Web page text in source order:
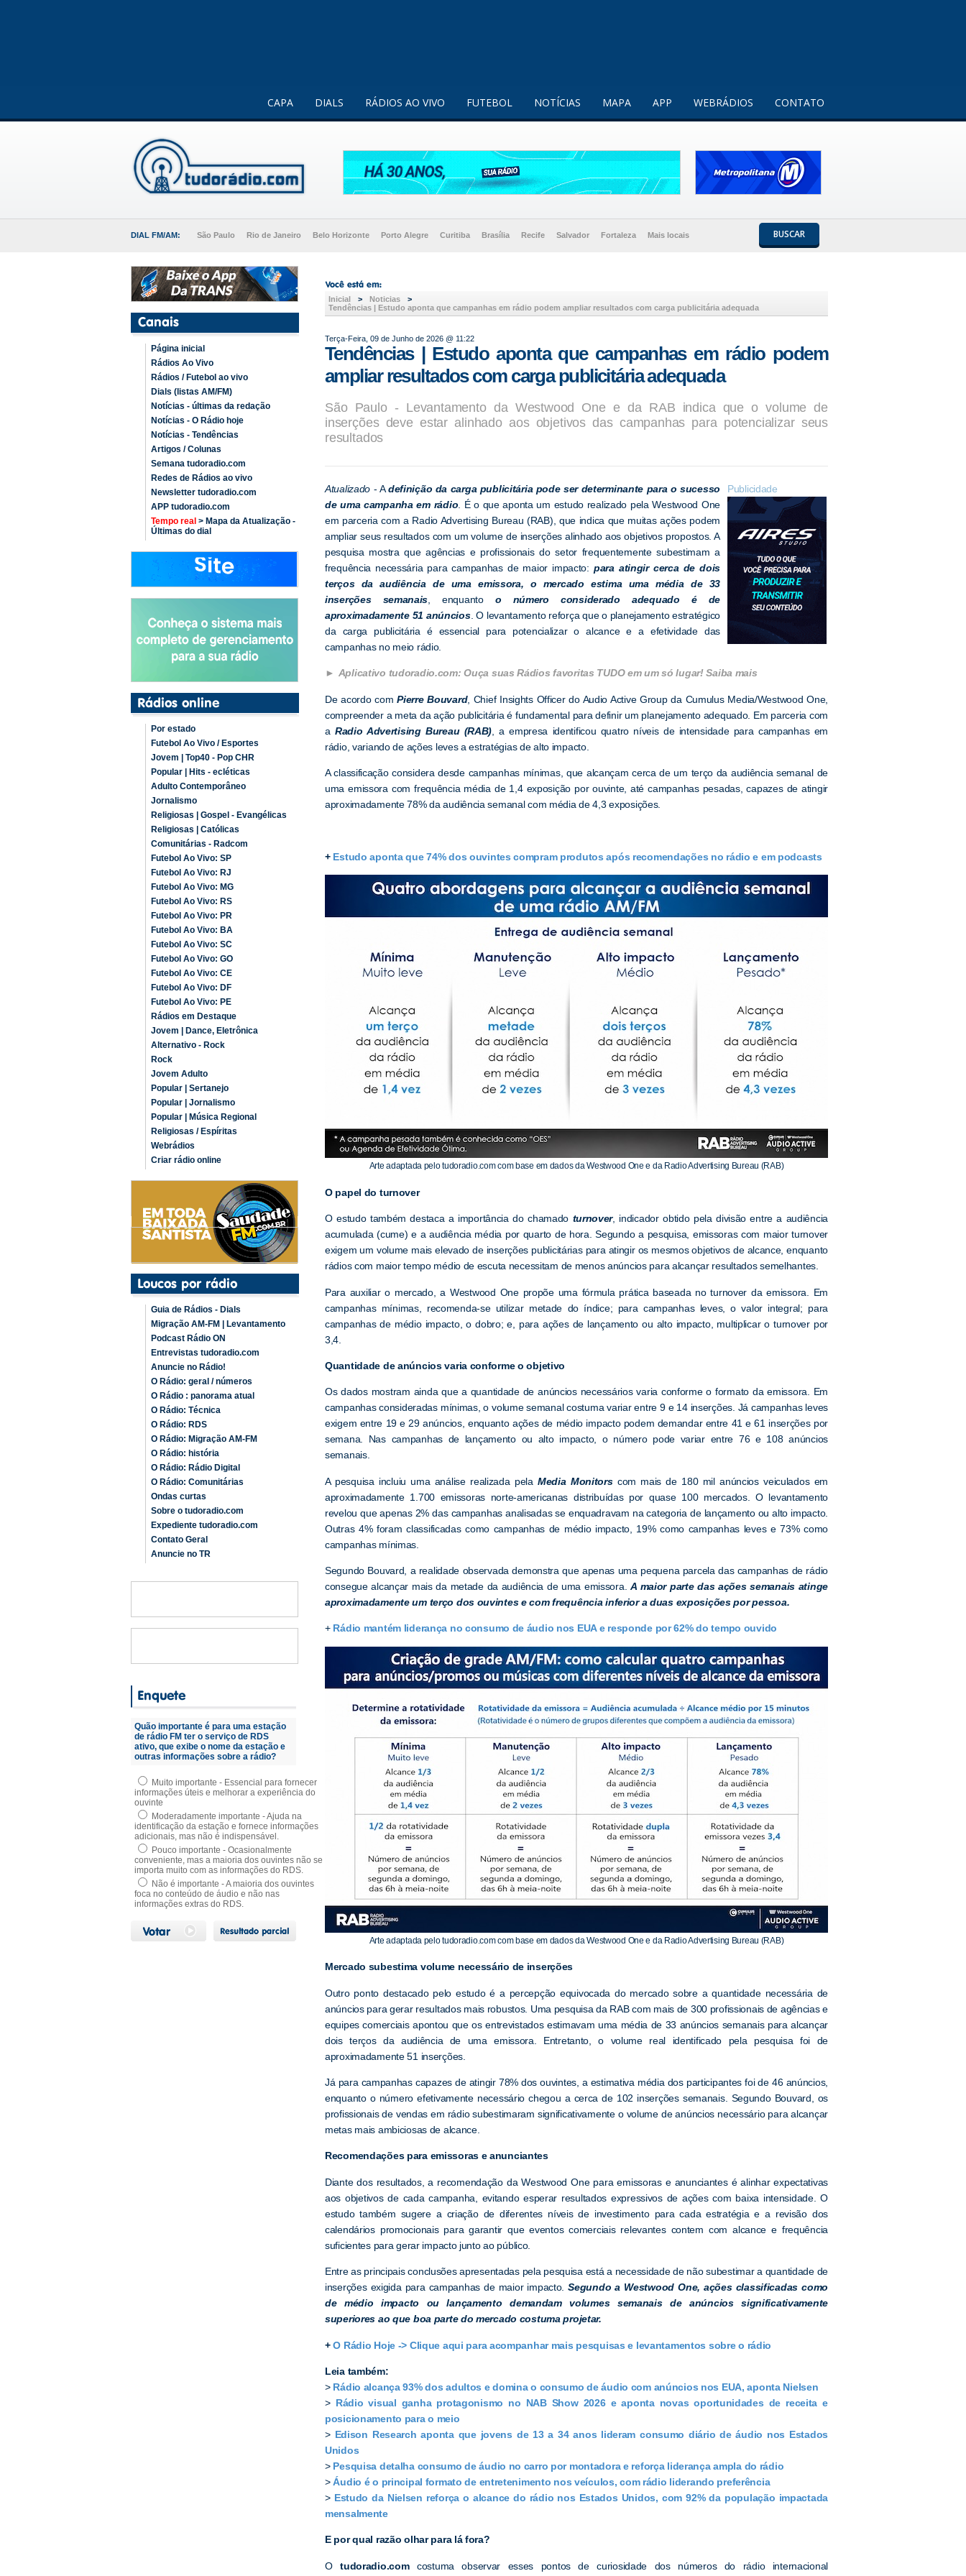
CAPA DIALS RÁDIOS AO VIVO FUTEBOL NOTÍCIAS MAPA APP WEBRÁDIOS CONTATO
DIAL FM/AM: São Paulo Rio de Janeiro Belo Horizonte Porto Alegre Curitiba Brasília Recife Salvador Fortaleza Mais locais BUSCAR
Página inicial
Rádios Ao Vivo
Rádios / Futebol ao vivo
Dials (listas AM/FM)
Notícias - últimas da redação
Notícias - O Rádio hoje
Notícias - Tendências
Artigos / Colunas
Semana tudoradio.com
Redes de Rádios ao vivo
Newsletter tudoradio.com
APP tudoradio.com
Tempo real > Mapa da Atualização -
Últimas do dial
Por estado
Futebol Ao Vivo / Esportes
Jovem | Top40 - Pop CHR
Popular | Hits - ecléticas
Adulto Contemporâneo
Jornalismo
Religiosas | Gospel - Evangélicas
Religiosas | Católicas
Comunitárias - Radcom
Futebol Ao Vivo: SP
Futebol Ao Vivo: RJ
Futebol Ao Vivo: MG
Futebol Ao Vivo: RS
Futebol Ao Vivo: PR
Futebol Ao Vivo: BA
Futebol Ao Vivo: SC
Futebol Ao Vivo: GO
Futebol Ao Vivo: CE
Futebol Ao Vivo: DF
Futebol Ao Vivo: PE
Rádios em Destaque
Jovem | Dance, Eletrônica
Alternativo - Rock
Rock
Jovem Adulto
Popular | Sertanejo
Popular | Jornalismo
Popular | Música Regional
Religiosas / Espíritas
Webrádios
Criar rádio online
Guia de Rádios - Dials
Migração AM-FM | Levantamento
Podcast Rádio ON
Entrevistas tudoradio.com
Anuncie no Rádio!
O Rádio: geral / números
O Rádio : panorama atual
O Rádio: Técnica
O Rádio: RDS
O Rádio: Migração AM-FM
O Rádio: história
O Rádio: Rádio Digital
O Rádio: Comunitárias
Ondas curtas
Sobre o tudoradio.com
Expediente tudoradio.com
Contato Geral
Anuncie no TR
Quão importante é para uma estação
de rádio FM ter o serviço de RDS
ativo, que exibe o nome da estação e
outras informações sobre a rádio?
Muito importante - Essencial para fornecer
informações úteis e melhorar a experiência do
ouvinte
Moderadamente importante - Ajuda na
identificação da estação e fornece informações
adicionais, mas não é indispensável.
Pouco importante - Ocasionalmente
conveniente, mas a maioria dos ouvintes não se
importa muito com as informações do RDS.
Não é importante - A maioria dos ouvintes
foca no conteúdo de áudio e não nas
informações extras do RDS.
Inicial > Noticias
>
Tendências | Estudo aponta que campanhas em rádio podem ampliar resultados com carga publicitária adequada
Terça-Feira, 09 de Junho de 2026 @ 11:22
Tendências | Estudo aponta que campanhas em rádio podem
ampliar resultados com carga publicitária adequada
São Paulo - Levantamento da Westwood One e da RAB indica que o volume de
inserções deve estar alinhado aos objetivos das campanhas para potencializar seus
resultados
Publicidade
Atualizado - Adefinição da carga publicitária pode ser determinante para o sucesso
de uma campanha em rádio . É o que aponta um estudo realizado pela Westwood One
em parceria com a Radio Advertising Bureau (RAB), que indica que muitas ações podem
ampliar seus resultados com um volume de inserções alinhado aos objetivos propostos. A
pesquisa mostra que agências e profissionais do setor frequentemente subestimam a
frequência necessária para campanhas de maior impacto: para atingir cerca de dois
terços da audiência de uma emissora, o mercado estima uma média de 33
inserções semanais , enquanto o número considerado adequado é de
aproximadamente 51 anúncios. O levantamento reforça que o planejamento estratégico
da carga publicitária é essencial para potencializar o alcance e a efetividade das
campanhas no meio rádio.
Aplicativo tudoradio.com: Ouça suas Rádios favoritas TUDO em um só lugar! Saiba mais
De acordo comPierre Bouvard, Chief Insights Officer do Audio Active Group da Cumulus Media/Westwood One,
compreender a meta da ação publicitária é fundamental para definir um planejamento adequado. Em parceria com
aRadio Advertising Bureau (RAB) , a empresa identificou quatro níveis de intensidade para campanhas em
rádio, variando de ações leves a estratégias de alto impacto.
A classificação considera desde campanhas mínimas, que alcançam cerca de um terço da audiência semanal de
uma emissora com frequência média de 1,4 exposição por ouvinte, até campanhas pesadas, capazes de atingir
aproximadamente 78% da audiência semanal com média de 4,3 exposições.
+ Estudo aponta que 74% dos ouvintes compram produtos após recomendações no rádio e em podcasts
Arte adaptada pelo tudoradio.com com base em dados da Westwood One e da Radio Advertising Bureau (RAB)
O papel do turnover
O estudo também destaca a importância do chamado turnover, indicador obtido pela divisão entre a audiência
acumulada (cume) e a audiência média por quarto de hora. Segundo a pesquisa, emissoras com maior turnover
exigem um volume mais elevado de inserções publicitárias para atingir os mesmos objetivos de alcance, enquanto
rádios com maior tempo médio de escuta necessitam de menos anúncios para alcançar resultados semelhantes.
Para auxiliar o mercado, a Westwood One propõe uma fórmula prática baseada no turnover da emissora. Em
campanhas mínimas, recomenda-se utilizar metade do índice; para campanhas leves, o valor integral; para
campanhas de médio impacto, o dobro; e, para ações de lançamento ou alto impacto, multiplicar o turnover por
3,4.
Quantidade de anúncios varia conforme o objetivo
Os dados mostram ainda que a quantidade de anúncios necessários varia conforme o formato da emissora. Em
campanhas consideradas mínimas, o volume semanal costuma variar entre 9 e 14 inserções. Já campanhas leves
exigem entre 19 e 29 anúncios, enquanto ações de médio impacto podem demandar entre 41 e 61 inserções por
semana. Nas campanhas de lançamento ou alto impacto, o número pode variar entre 76 e 108 anúncios
semanais.
A pesquisa incluiu uma análise realizada pela Media Monitorscom mais de 180 mil anúncios veiculados em
aproximadamente 1.700 emissoras norte-americanas distribuídas por quase 100 mercados. O levantamento
revelou que apenas 2% das campanhas analisadas se enquadravam na categoria de lançamento ou alto impacto.
Outras 4% foram classificadas como campanhas de médio impacto, 19% como campanhas leves e 73% como
campanhas mínimas.
Segundo Bouvard, a realidade observada demonstra que apenas uma pequena parcela das campanhas de rádio
consegue alcançar mais da metade da audiência de uma emissora.A maior parte das ações semanais atinge
aproximadamente um terço dos ouvintes e com frequência inferior a duas exposições por pessoa.
+ Rádio mantém liderança no consumo de áudio nos EUA e responde por 62% do tempo ouvido
Arte adaptada pelo tudoradio.com com base em dados da Westwood One e da Radio Advertising Bureau (RAB)
Mercado subestima volume necessário de inserções
Outro ponto destacado pelo estudo é a percepção equivocada do mercado sobre a quantidade necessária de
anúncios para gerar resultados mais robustos. Uma pesquisa da RAB com mais de 300 profissionais de agências e
equipes comerciais apontou que os entrevistados estimavam uma média de 33 anúncios semanais para alcançar
dois terços da audiência de uma emissora. Entretanto, o volume real identificado pela pesquisa foi de
aproximadamente 51 inserções.
Já para campanhas capazes de atingir 78% dos ouvintes, a estimativa média dos participantes foi de 46 anúncios,
enquanto o número efetivamente necessário chegou a cerca de 102 inserções semanais. Segundo Bouvard, os
profissionais de vendas em rádio subestimaram significativamente o volume de anúncios necessário para alcançar
metas mais ambiciosas de alcance.
Recomendações para emissoras e anunciantes
Diante dos resultados, a recomendação da Westwood One para emissoras e anunciantes é alinhar expectativas
aos objetivos de cada campanha, evitando esperar resultados expressivos de ações com baixa intensidade. O
estudo também sugere a criação de diferentes níveis de investimento para cada estratégia e a revisão dos
calendários promocionais para garantir que eventos comerciais relevantes contem com alcance e frequência
suficientes para gerar impacto junto ao público.
Entre as principais conclusões apresentadas pela pesquisa está a necessidade de não subestimar a quantidade de
inserções exigida para campanhas de maior impacto.Segundo a Westwood One, ações classificadas como
de médio impacto ou lançamento demandam volumes semanais de anúncios significativamente
superiores ao que boa parte do mercado costuma projetar.
+O Rádio Hoje -> Clique aqui para acompanhar mais pesquisas e levantamentos sobre o rádio
Leia também:
> Rádio alcança 93% dos adultos e domina o consumo de áudio com anúncios nos EUA, aponta Nielsen
> Rádio visual ganha protagonismo no NAB Show 2026 e aponta novas oportunidades de receita e
posicionamento para o meio
> Edison Research aponta que jovens de 13 a 34 anos lideram consumo diário de áudio nos Estados
Unidos
> Pesquisa detalha consumo de áudio no carro por montadora e reforça liderança ampla do rádio
>Áudio é o principal formato de entretenimento nos veículos, com rádio liderando preferência
> Estudo da Nielsen reforça o alcance do rádio nos Estados Unidos, com 92% da população impactada
mensalmente
E por qual razão olhar para lá fora?
Otudoradio.comcostuma observar esses pontos de curiosidade dos números do rádio internacional